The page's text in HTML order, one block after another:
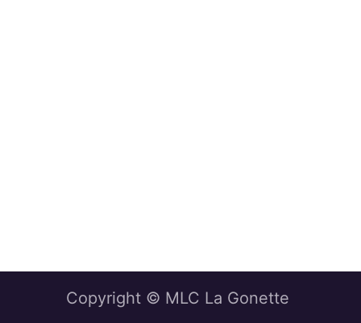
Copyright © MLC La Gonette